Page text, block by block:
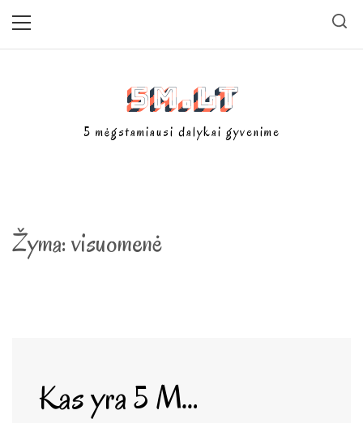
5m.lt
5 mėgstamiausi dalykai gyvenime
Žyma:visuomenė
Kas yra 5 M…